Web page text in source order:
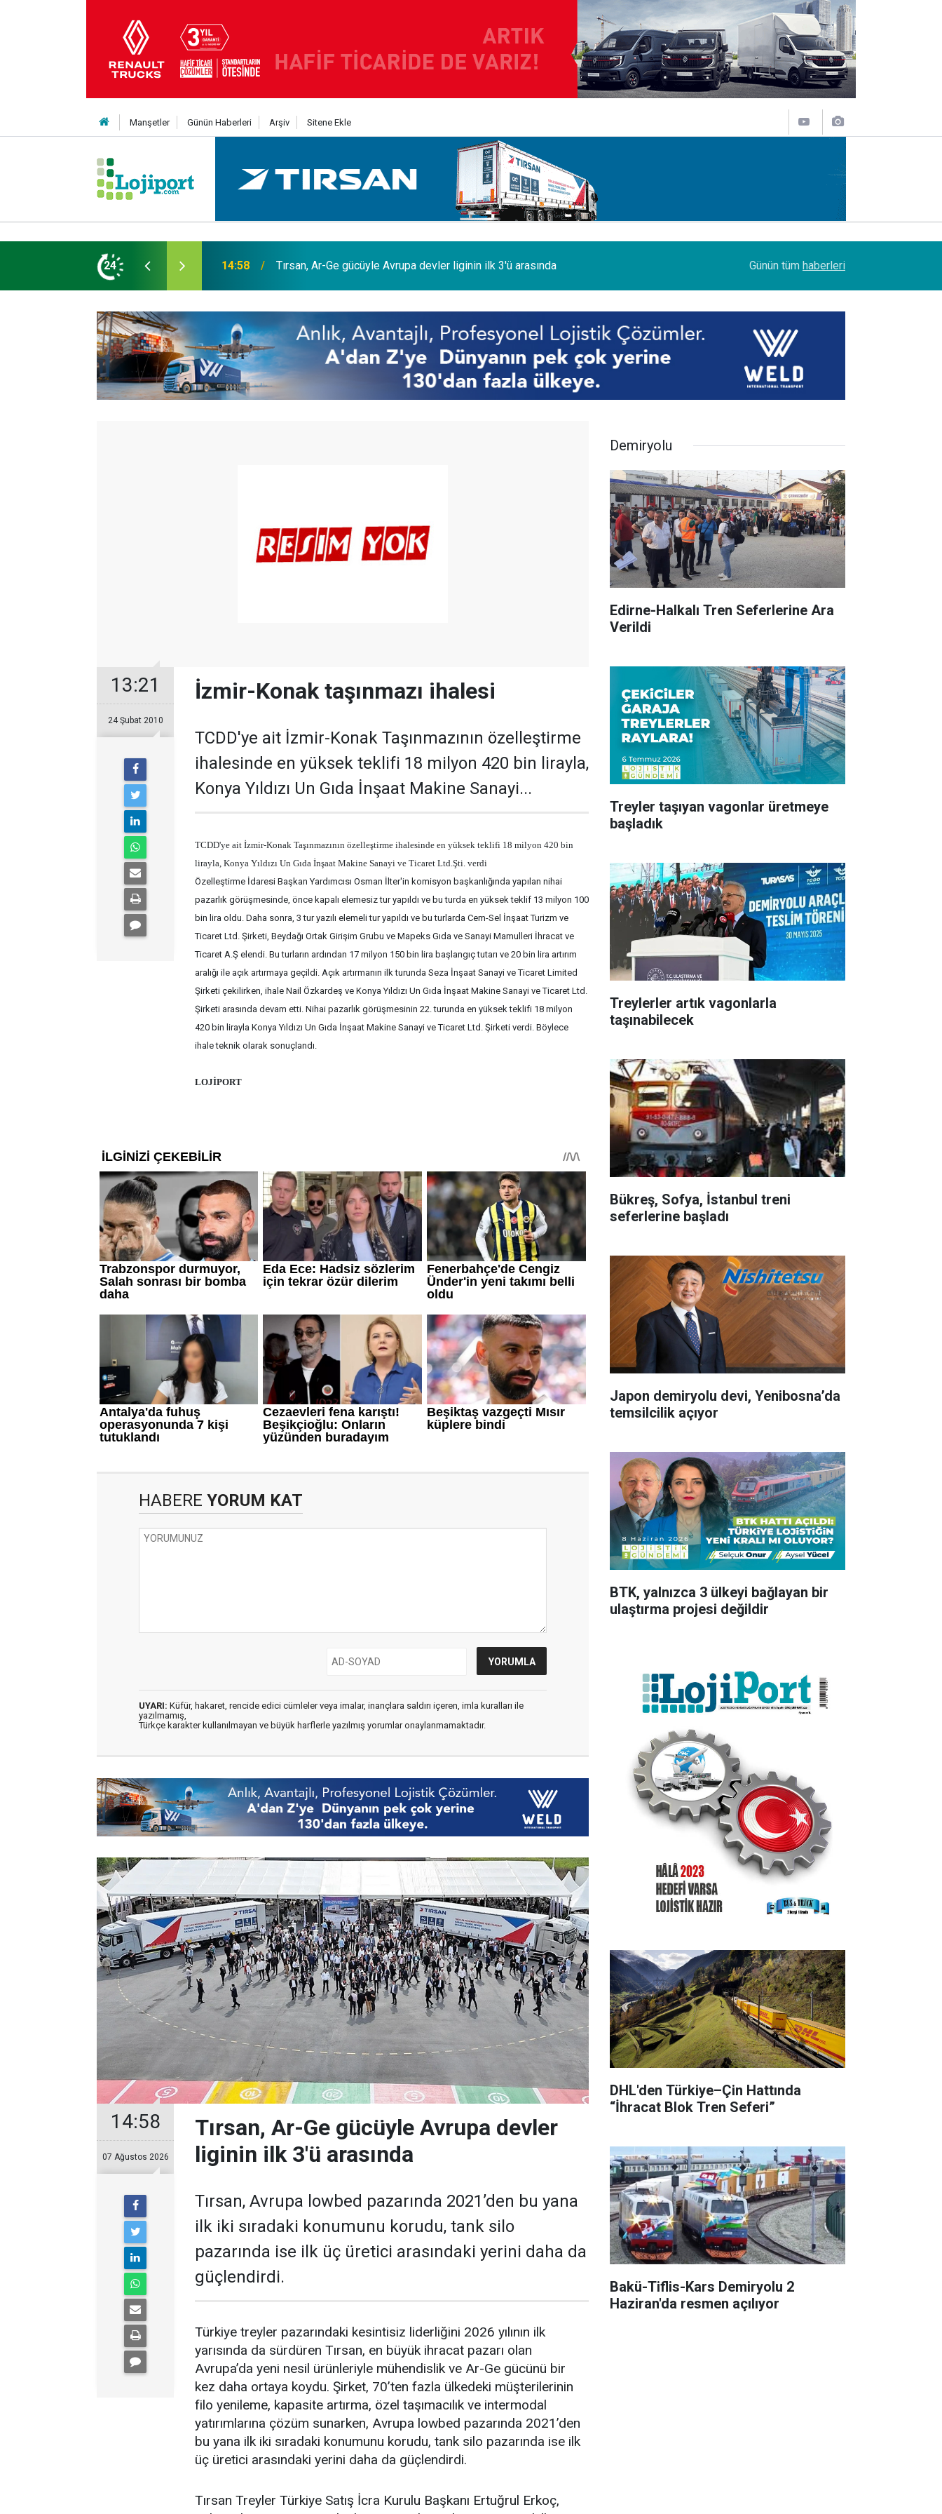
Manşetler Günün Haberleri Arşiv Sitene Ekle
24
liginin ilk 3'ü arasında 14:19 MAXUS modelleri Ağustos’a özel 1.199.000 TL’den başlayan fiyatlarla Petrol Ofisi Grubu 18. kez zirvede
Günün tüm haberleri
13:21
24 Şubat 2010
İzmir-Konak taşınmazı ihalesi
TCDD'ye ait İzmir-Konak Taşınmazının özelleştirme
ihalesinde en yüksek teklifi 18 milyon 420 bin lirayla,
Konya Yıldızı Un Gıda İnşaat Makine Sanayi...
TCDD'ye ait İzmir-Konak Taşınmazının özelleştirme ihalesinde en yüksek teklifi 18 milyon 420 bin
lirayla, Konya Yıldızı Un Gıda İnşaat Makine Sanayi ve Ticaret Ltd.Şti. verdi
Özelleştirme İdaresi Başkan Yardımcısı Osman İlter'in komisyon başkanlığında yapılan nihai
pazarlık görüşmesinde, önce kapalı elemesiz tur yapıldı ve bu turda en yüksek teklif 13 milyon 100
bin lira oldu. Daha sonra, 3 tur yazılı elemeli tur yapıldı ve bu turlarda Cem-Sel İnşaat Turizm ve
Ticaret Ltd. Şirketi, Beydağı Ortak Girişim Grubu ve Mapeks Gıda ve Sanayi Mamulleri İhracat ve
Ticaret A.Ş elendi. Bu turların ardından 17 milyon 150 bin lira başlangıç tutarı ve 20 bin lira artırım
aralığı ile açık artırmaya geçildi. Açık artırmanın ilk turunda Seza İnşaat Sanayi ve Ticaret Limited
Şirketi çekilirken, ihale Nail Özkardeş ve Konya Yıldızı Un Gıda İnşaat Makine Sanayi ve Ticaret Ltd.
Şirketi arasında devam etti. Nihai pazarlık görüşmesinin 22. turunda en yüksek teklifi 18 milyon
420 bin lirayla Konya Yıldızı Un Gıda İnşaat Makine Sanayi ve Ticaret Ltd. Şirketi verdi. Böylece
ihale teknik olarak sonuçlandı.
LOJİPORT
HABERE YORUM KAT
UYARI: Küfür, hakaret, rencide edici cümleler veya imalar, inançlara saldırı içeren, imla kuralları ile
yazılmamış,
Türkçe karakter kullanılmayan ve büyük harflerle yazılmış yorumlar onaylanmamaktadır.
14:58
07 Ağustos 2026
Tırsan, Ar-Ge gücüyle Avrupa devler
liginin ilk 3'ü arasında
Tırsan, Avrupa lowbed pazarında 2021’den bu yana
ilk iki sıradaki konumunu korudu, tank silo
pazarında ise ilk üç üretici arasındaki yerini daha da
güçlen­dirdi.
Türkiye treyler pazarın­daki kesintisiz liderliğini 2026 yılının ilk
yarısında da sürdüren Tırsan, en büyük ih­racat pazarı olan
Avrupa’da yeni nesil ürünleriyle mühendislik ve Ar-Ge gücünü bir
kez daha orta­ya koydu. Şirket, 70’ten fazla ül­kedeki müşterilerinin
filo yenile­me, kapasite artırma, özel taşıma­cılık ve intermodal
yatırımlarına çözüm sunarken, Avrupa lowbed pazarında 2021’den
bu yana ilk iki sıradaki konumunu korudu, tank silo pazarında ise ilk
üç üretici arasındaki yerini daha da güçlen­dirdi.
Tırsan Treyler Türkiye Satış İcra Kurulu Başkanı Ertuğrul Er­koç,
Demiryolu
Edirne-Halkalı Tren Seferlerine Ara
Verildi
Treyler taşıyan vagonlar üretmeye
başladık
Treylerler artık vagonlarla
taşınabilecek
Bükreş, Sofya, İstanbul treni
seferlerine başladı
Japon demiryolu devi, Yenibosna’da
temsilcilik açıyor
BTK, yalnızca 3 ülkeyi bağlayan bir
ulaştırma projesi değildir
DHL'den Türkiye–Çin Hattında
“İhracat Blok Tren Seferi”
Bakü-Tiflis-Kars Demiryolu 2
Haziran'da resmen açılıyor